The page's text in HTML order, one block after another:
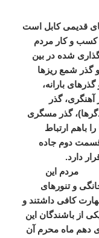
قدیمی کابل است
و کار مردم
شده در بین
گذر شمع ریزها
بارانه،
آهنگری، گذر
گذر مسگری
باهم ارتباط
دوم جاده
قرار دارد.
مردم این
و تنورهای
کافی داشتند و
از باشندگان این
دهم ماه محرم آن